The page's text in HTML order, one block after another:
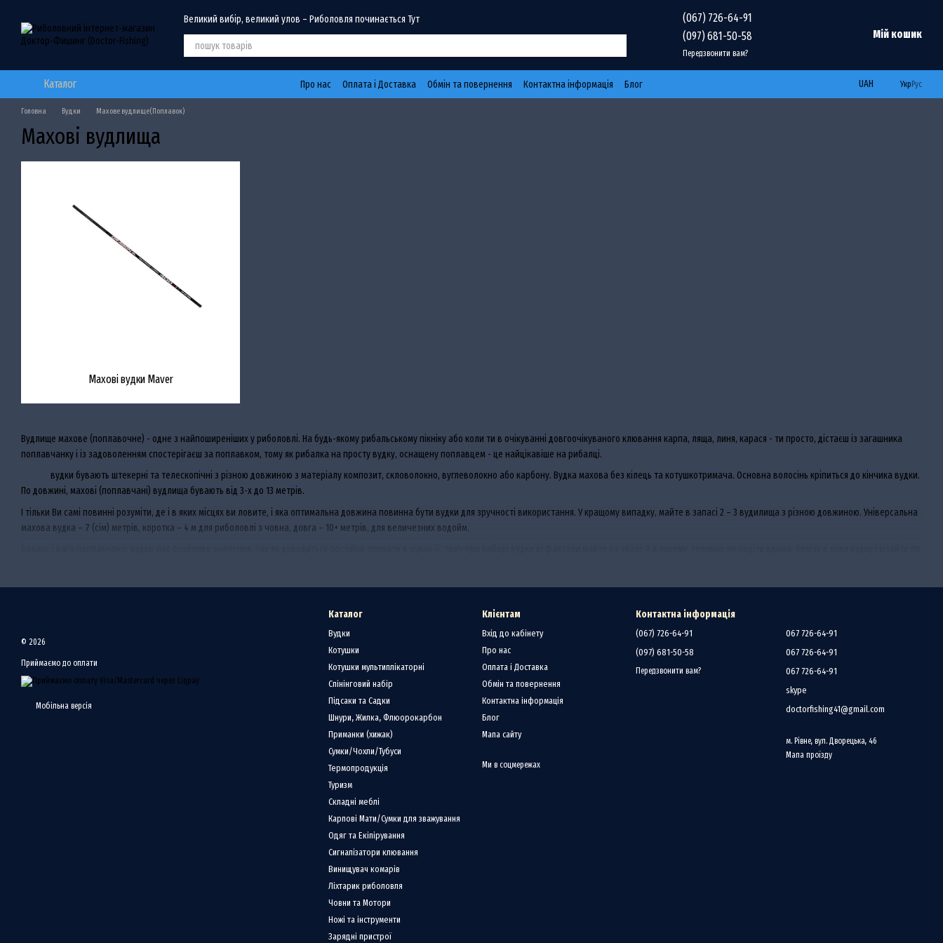
Великий вибір, великий улов – Риболовля починається Тут
(067) 726-64-91
(097) 681-50-58
Передзвонити вам?
Мій кошик
Каталог Про нас Оплата і Доставка Обмін та повернення Контактна інформація Блог UAH Укр Рус
Головна Вудки Махове вудлище(Поплавок)
Махові вудлища
Вудлище махове (поплавочне) - одне з найпоширеніших у риболовлі. На будь-якому рибальському пікніку або коли ти в очікуванні довгоочікуваного клювання карпа, ляща, линя, карася - ти просто, дістаєш із загашника
поплавчанку і із задоволенням спостерігаєш за поплавком, тому як рибалка на просту вудку, оснащену поплавцем - це найцікавіше на рибалці.
вудки бувають штекерні та телескопічні з різною довжиною з матеріалу композит, скловолокно, вуглеволокно або карбону. Вудка махова без кілець та котушкотримача. Основна волосінь кріпиться до кінчика вудки.
По довжині, махові (поплавчані) вудлища бувають від 3-х до 13 метрів.
І тільки Ви самі повинні розуміти, де і в яких місцях ви ловите, і яка оптимальна довжина повинна бути вудки для зручності використання. У кращому випадку, майте в запасі 2 – 3 вудилища з різною довжиною. Універсальна
махова вудка – 7 (сім) метрів, коротка – 4 м для риболовлі з човна, довга – 10+ метрів, для величезних водойм.
Махові вудки Maver
© 2026
Приймаємо до оплати
Мобільна версія
Каталог
Вудки
Котушки
Котушки мультиплікаторні
Спінінговий набір
Підсаки та Садки
Шнури, Жилка, Флюорокарбон
Приманки (хижак)
Сумки/Чохли/Тубуси
Термопродукція
Туризм
Складні меблі
Карпові Мати/Сумки для зважування
Одяг та Екіпірування
Сигналізатори клювання
Винищувач комарів
Ліхтарик риболовля
Човни та Мотори
Ножі та інструменти
Зарядні пристрої
Клієнтам
Вхід до кабінету
Про нас
Оплата і Доставка
Обмін та повернення
Контактна інформація
Блог
Мапа сайту
Ми в соцмережах
Контактна інформація
(067) 726-64-91
(097) 681-50-58
Передзвонити вам?
067 726-64-91
067 726-64-91
067 726-64-91
skype
doctorfishing41@gmail.com
м. Рівне, вул. Дворецька, 46
Мапа проїзду